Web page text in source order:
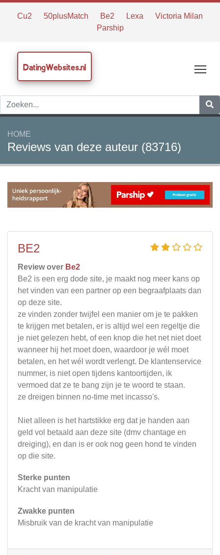
Cu2 50plusMatch Be2 Lexa
Victoria Milan
Parship
DatingWebsites.nl
HOME
Reviews van deze auteur (83716)
BE2
Review over Be2
Be2 is een erg dode site, je maakt nog meer kans op
het vinden van een partner op een begraafplaats dan
op deze site.
ze vinden zonder twijfel een manier om je te pakken
te krijgen met betalen, er is altijd wel een regeltje die
je niet gelezen hebt, of een knop die het net niet doet
wanneer hij het moet doen, waardoor je wél moet
betalen, en het wél wordt verlengt. De klantenservice
nummer, is niet open tijdens kantoortijden, ik
vermoed dat ze te bang zijn je te woord te staan.
ze dreigen binnen no-time met incasso's.
Niet alleen is het hartstikke erg dat je handen aan
geld vol betaald aan deze site (dmv chantage en
dreiging), en dan is er ook nog geen hond te vinden
op die site.
Sterke punten
Kracht van manipulatie
Zwakke punten
Misbruik van de kracht van manipulatie